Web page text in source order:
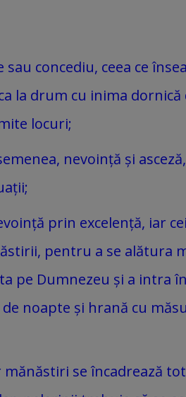
concediu, ceea ce
la drum cu inima
locuri;
nevoință și
prin excelență, iar
pentru a se alătura
pe Dumnezeu și a intra
noapte și hrană cu
se încadrează